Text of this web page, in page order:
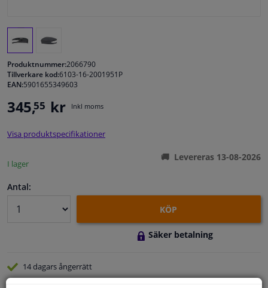
Fönster & Tillbehör
Bilvård & Tillbehör
Sensorer & Elsystem
Produktnummer:2066790
Tillverkare kod:6103-16-2001951P
EAN:5901655349603
345,55 kr Inkl moms
Visa produktspecifikationer
I lager
Levereras 13-08-2026
Antal:
KÖP
Säker betalning
14 dagarsångerrätt